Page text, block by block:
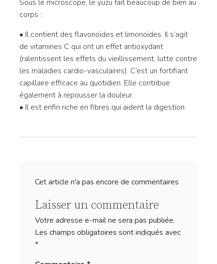
Sous le microscope, le yuzu fait beaucoup de bien au
corps :
• Il contient des flavonoïdes et limonoïdes. Il s’agit
de vitamines C qui ont un effet antioxydant
(ralentissent les effets du vieillissement, lutte contre
les maladies cardio-vasculaires). C’est un fortifiant
capillaire efficace au quotidien. Elle contribue
également à repousser la douleur.
• Il est enfin riche en fibres qui aident la digestion.
Cet article n'a pas encore de commentaires
Laisser un commentaire
Votre adresse e-mail ne sera pas publiée.
Les champs obligatoires sont indiqués avec
*